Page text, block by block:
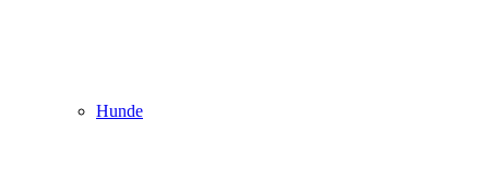
Hunde